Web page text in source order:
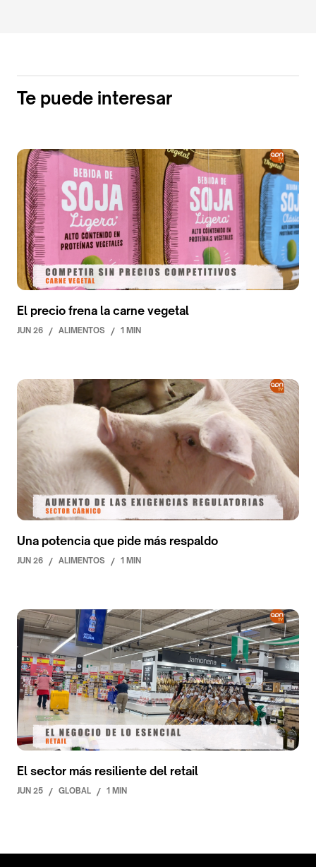
Te puede interesar
El precio frena la carne vegetal
JUN 26 / ALIMENTOS / 1 MIN
Una potencia que pide más respaldo
JUN 26 / ALIMENTOS / 1 MIN
El sector más resiliente del retail
JUN 25 / GLOBAL / 1 MIN